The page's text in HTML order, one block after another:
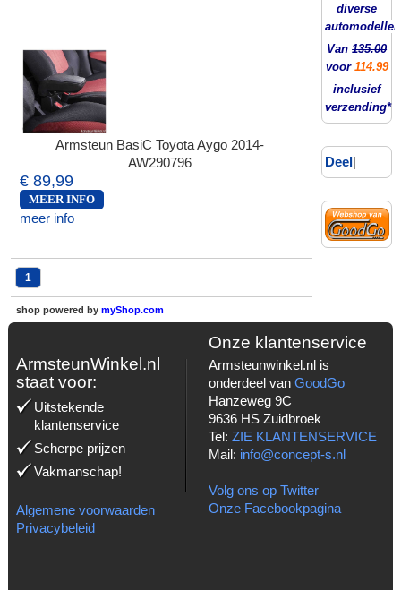
Armsteun BasiC Toyota Aygo 2014-
AW290796
€ 89,99
MEER INFO
meer info
1
shop powered by myShop.com
diverse
automodellen
Van135.00
voor 114.99
inclusief
verzending*
Deel|
ArmsteunWinkel.nl
staat voor:
Uitstekende
klantenservice
Scherpe prijzen
Vakmanschap!
Algemene voorwaarden
Privacybeleid
Onze klantenservice
Armsteunwinkel.nl is
onderdeel van GoodGo
Hanzeweg 9C
9636 HS Zuidbroek
Tel: ZIE KLANTENSERVICE
Mail: info@concept-s.nl
Volg ons op Twitter
Onze Facebookpagina